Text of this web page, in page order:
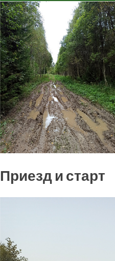
Приезд и старт